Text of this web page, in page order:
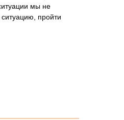
мы не
пройти